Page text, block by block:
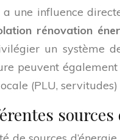
une influence
rénovation
un système
peuvent
(PLU,